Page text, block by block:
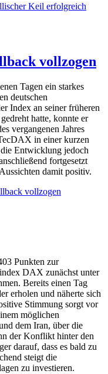
Keil erfolgreich
vollzogen
Tagen ein starkes
deutschen
Index an seiner früheren
hatte, konnte er
vergangenen Jahres
in einer kurzen
Entwicklung jedoch
fortgesetzt
damit positiv.
vollzogen
Punkten zur
DAX zunächst unter
Bereits einen Tag
erholen und näherte sich
Stimmung sorgt vor
möglichen
dem Iran, über die
der Konflikt hinter den
darauf, dass es bald zu
steigt die
zu investieren.